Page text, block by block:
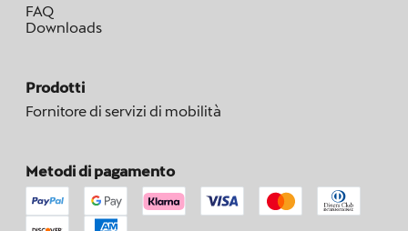
FAQ
Downloads
Prodotti
Fornitore di servizi di mobilità
Metodi di pagamento